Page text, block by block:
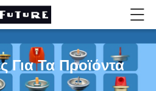
Για Τα Προϊόντα